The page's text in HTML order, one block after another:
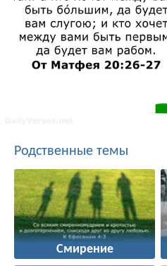
Родственные темы
Смирение